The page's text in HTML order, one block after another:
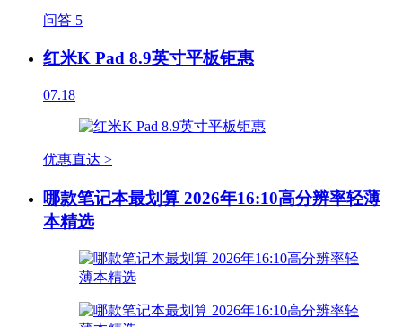
问答 5
红米K Pad 8.9英寸平板钜惠
07.18
优惠直达 >
哪款笔记本最划算 2026年16:10高分辨率轻薄
本精选